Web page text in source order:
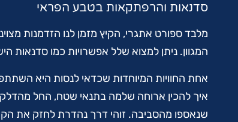
סדנאות והרפתקאות בטבע הפראי
מלבד ספורט אתגרי, הקיץ מזמן לנו הזדמנות
המגוון. ניתן למצוא שלל אפשרויות כמו סדנאות
אחת החוויות המיוחדות שכדאי לנסות היא
איך להכין ארוחה שלמה בתנאי שטח, החל
שנאספו מהסביבה. זוהי דרך נהדרת לחזק את